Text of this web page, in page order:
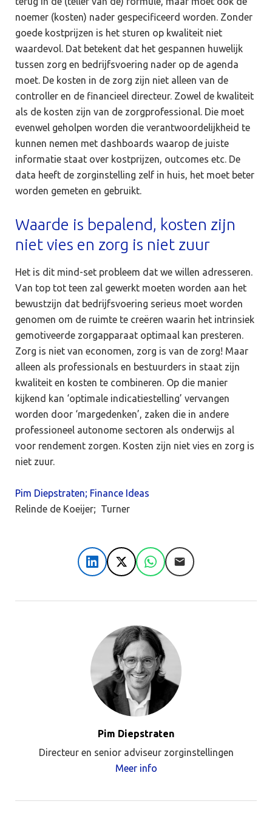
noemer (kosten) nader gespecificeerd worden. Zonder
goede kostprijzen is het sturen op kwaliteit niet
waardevol. Dat betekent dat het gespannen huwelijk
tussen zorg en bedrijfsvoering nader op de agenda
moet. De kosten in de zorg zijn niet alleen van de
controller en de financieel directeur. Zowel de kwaliteit
als de kosten zijn van de zorgprofessional. Die moet
evenwel geholpen worden die verantwoordelijkheid te
kunnen nemen met dashboards waarop de juiste
informatie staat over kostprijzen, outcomes etc. De
data heeft de zorginstelling zelf in huis, het moet beter
worden gemeten en gebruikt.
Waarde is bepalend, kosten zijn
niet vies en zorg is niet zuur
Het is dit mind-set probleem dat we willen adresseren.
Van top tot teen zal gewerkt moeten worden aan het
bewustzijn dat bedrijfsvoering serieus moet worden
genomen om de ruimte te creëren waarin het intrinsiek
gemotiveerde zorgapparaat optimaal kan presteren.
Zorg is niet van economen, zorg is van de zorg! Maar
alleen als professionals en bestuurders in staat zijn
kwaliteit en kosten te combineren. Op die manier
kijkend kan ‘optimale indicatiestelling’ vervangen
worden door ‘margedenken’, zaken die in andere
professioneel autonome sectoren als onderwijs al
voor rendement zorgen. Kosten zijn niet vies en zorg is
niet zuur.
Pim Diepstraten; Finance Ideas
Relinde de Koeijer; Turner
LinkedIn
X WhatsApp
E-mail
Pim Diepstraten
Directeur en senior adviseur zorginstellingen
Meer info